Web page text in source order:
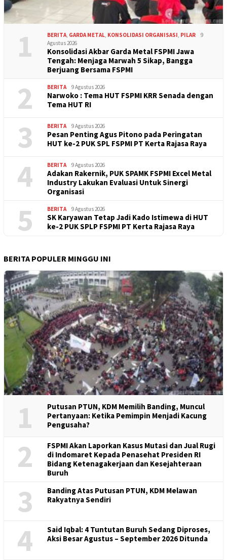
1 BERITA, GARDA METAL, KONSOLIDASI ORGANISASI, PILAR
9
Agustus 2026
Konsolidasi Akbar Garda Metal FSPMI Jawa
Tengah: Menjaga Marwah 5 Sikap, Bangga
Berjuang Bersama FSPMI
2 BERITA 9 Agustus 2026
Narwoko : Tema HUT FSPMI KRR Senada dengan
Tema HUT RI
3 BERITA 9 Agustus 2026
Pesan Penting Agus Pitono pada Peringatan
HUT ke-2 PUK SPL FSPMI PT Kerta Rajasa Raya
4 BERITA 9 Agustus 2026
Adakan Rakernik, PUK SPAMK FSPMI Excel Metal
Industry Lakukan Evaluasi Untuk Sinergi
Organisasi
5 BERITA 9 Agustus 2026
SK Karyawan Tetap Jadi Kado Istimewa di HUT
ke-2 PUK SPLP FSPMI PT Kerta Rajasa Raya
BERITA POPULER MINGGU INI
1
Putusan PTUN, KDM Memilih Banding, Muncul
Pertanyaan: Ketika Pemimpin Menjadi Kacung
Pengusaha?
2
FSPMI Akan Laporkan Kasus Mutasi dan Jual Rugi
di Indomaret Kepada Penasehat Presiden RI
Bidang Ketenagakerjaan dan Kesejahteraan
Buruh
3
Banding Atas Putusan PTUN, KDM Melawan
Rakyatnya Sendiri
4
Said Iqbal: 4 Tuntutan Buruh Sedang Diproses,
Aksi Besar Agustus – September 2026 Ditunda